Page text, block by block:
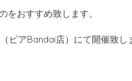
をおすすめ致します。
ピアBandai店）にて開催致し